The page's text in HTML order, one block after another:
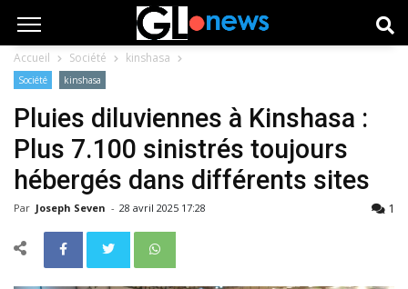
Accueil Société kinshasa
Société kinshasa
Pluies diluviennes à Kinshasa :
Plus 7.100 sinistrés toujours
hébergés dans différents sites
Par Joseph Seven - 28 avril 2025 17:28 1